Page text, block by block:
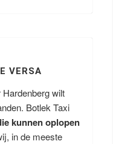
VERSA
wilt
Botlek Taxi
kunnen oplopen
in de meeste